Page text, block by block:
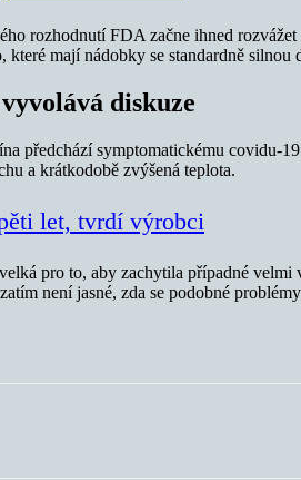
rozhodnutí FDA začne ihned
mají nádobky se standardně silnou
diskuze
předchází symptomatickému covidu-
a krátkodobě zvýšená teplota.
let, tvrdí výrobci
pro to, aby zachytila případné
není jasné, zda se podobné